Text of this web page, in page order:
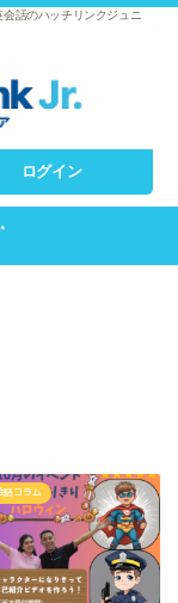
話のハッチリンクジュニ
ログイン
話コラム